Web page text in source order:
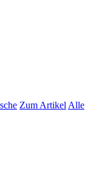
Zum Artikel Alle